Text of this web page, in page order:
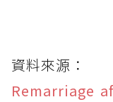
資料來源：
Remarriage